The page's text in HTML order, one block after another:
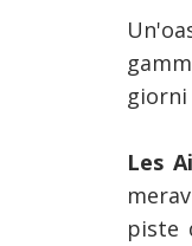
giorni
Les
piste